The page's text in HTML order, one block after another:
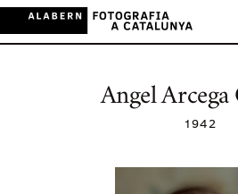
Angel Arcega
1942